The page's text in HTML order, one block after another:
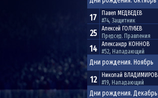
17 Павел МЕДВЕДЕВ
#74, Защитник
25 Алексей ГОЛУБЕВ
Председ. Правления
14 Александр КОННОВ
#52, Нападающий
Дни рождения. Ноябрь
12 Николай ВЛАДИМИРОВ
#19, Нападающий
Дни рождения. Декабрь